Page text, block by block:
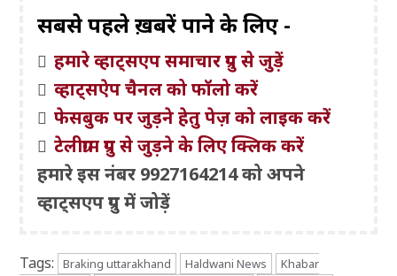
सबसे पहले ख़बरें पाने के लिए -
हमारे व्हाट्सएप समाचार ग्रुप से जुड़ें
व्हाट्सऐप चैनल को फॉलो करें
फेसबुक पर जुड़ने हेतु पेज़ को लाइक करें
टेलीग्राम ग्रुप से जुड़ने के लिए क्लिक करें
हमारे इस नंबर 9927164214 को अपने
व्हाट्सएप ग्रुप में जोड़ें
Tags: Braking uttarakhand Haldwani News
Khabar